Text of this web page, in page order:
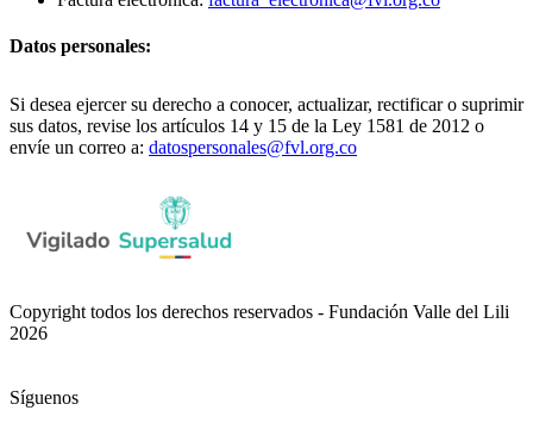
Datos personales:
Si desea ejercer su derecho a conocer, actualizar, rectificar o suprimir
sus datos, revise los artículos 14 y 15 de la Ley 1581 de 2012 o
envíe un correo a: datospersonales@fvl.org.co
Copyright todos los derechos reservados - Fundación Valle del Lili
2026
Síguenos